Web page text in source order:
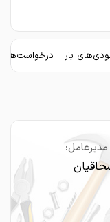
بار
مدیرعامل: